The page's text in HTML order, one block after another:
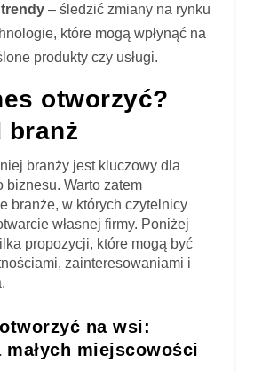
– śledzić zmiany na rynku
które mogą wpłynąć na
produkty czy usługi.
otworzyć?
branż
branży jest kluczowy dla
biznesu. Warto zatem
branże, w których czytelnicy
własnej firmy. Poniżej
propozycji, które mogą być
zainteresowaniami i
na wsi:
małych miejscowości